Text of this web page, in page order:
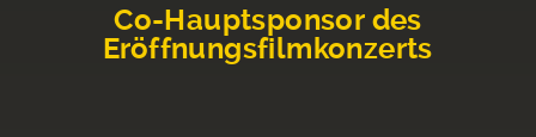
Co-Hauptsponsor des
Eröffnungsfilmkonzerts